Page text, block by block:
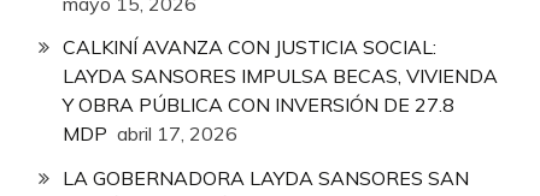
CALKINÍ AVANZA CON JUSTICIA SOCIAL:
LAYDA SANSORES IMPULSA BECAS, VIVIENDA
Y OBRA PÚBLICA CON INVERSIÓN DE 27.8
MDP abril 17, 2026
LA GOBERNADORA LAYDA SANSORES SAN